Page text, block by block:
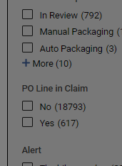
表
示
ペ
イ
の
サ
イ
ズ